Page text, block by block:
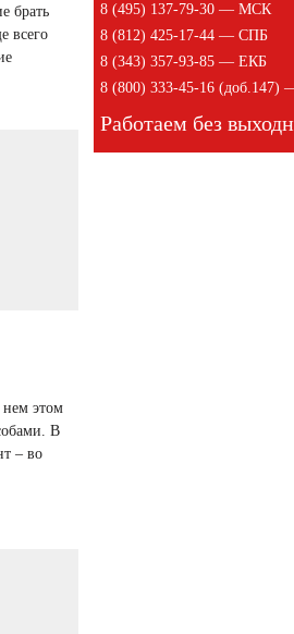
брать
всего
нем этом
В
– во
8 (495) 137-79-30 — МСК
8 (812) 425-17-44 — СПБ
8 (343) 357-93-85 — ЕКБ
8 (800) 333-45-16 (доб.147)
Работаем без